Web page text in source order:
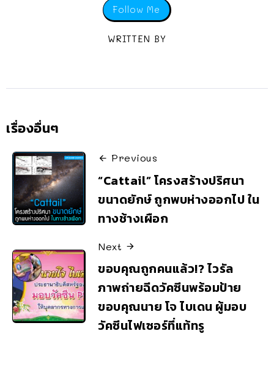
Follow Me
WRITTEN BY
เรื่องอื่นๆ
Previous
“Cattail” โครงสร้างปริศนา
ขนาดยักษ์ ถูกพบห่างออกไป ใน
ทางช้างเผือก
Next
ขอบคุณถูกคนแล้ว!? ไวรัล
ภาพถ่ายฉีดวัคซีนพร้อมป้าย
ขอบคุณนาย โจ ไบเดน ผู้มอบ
วัคซีนไฟเซอร์ที่แท้ทรู